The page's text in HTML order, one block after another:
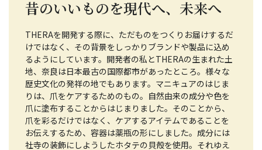
昔のいいものを現代へ、未来へ
THERAを開発する際に、ただものをつくりお届けするだ
けではなく、その背景をしっかりブランドや製品に込め
るようにしています。開発者の私とTHERAの生まれた土
地、奈良は日本最古の国際都市があったところ。様々な
歴史文化の発祥の地でもあります。マニキュアのはじま
りは、爪をケアするためのもの。自然由来の成分や色を
爪に塗布することからはじまりました。そのことから、
爪を彩るだけではなく、ケアするアイテムであることを
お伝えするため、容器は薬瓶の形にしました。成分には
社寺の装飾にしようしたホタテの貝殻を使用。それゆえ